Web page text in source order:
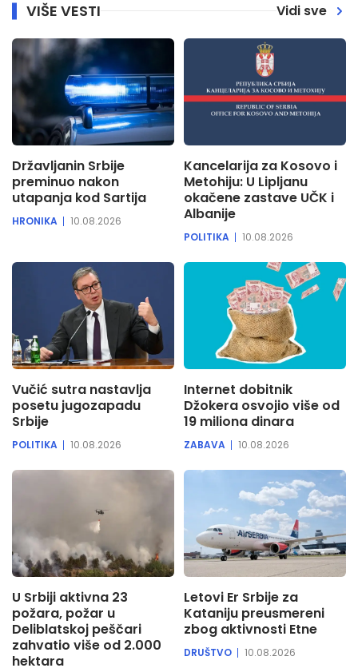
VIŠE VESTI Vidi sve
Državljanin Srbije
preminuo nakon
utapanja kod Sartija
HRONIKA 10.08.2026
Kancelarija za Kosovo i
Metohiju: U Lipljanu
okačene zastave UČK i
Albanije
POLITIKA 10.08.2026
Vučić sutra nastavlja
posetu jugozapadu
Srbije
POLITIKA 10.08.2026
Internet dobitnik
Džokera osvojio više od
19 miliona dinara
ZABAVA 10.08.2026
U Srbiji aktivna 23
požara, požar u
Deliblatskoj peščari
zahvatio više od 2.000
hektara
Letovi Er Srbije za
Kataniju preusmereni
zbog aktivnosti Etne
DRUŠTVO 10.08.2026